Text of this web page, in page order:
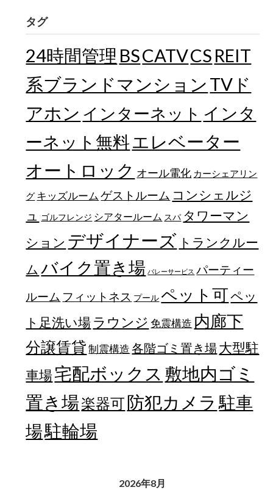
タグ
24時間管理 BSCATVCS REIT
系ブランドマンション TVド
アホン インターネット インタ
ーネット無料エレベーター
オートロック オール電化 カーシェアリン
グ キッズルーム ゲストルーム コンシェルジ
ュ
ゴルフレンジ シアタールーム スパ タワーマン
ション デザイナーズ トランクルー
ム バイク置き場 バレーサービス パーティー
ルーム フィットネス プール ペット可ペッ
ト足洗い場 ラウンジ 免震構造 内廊下
分譲賃貸 制震構造 各階ゴミ置き場大型駐
車場宅配ボックス 敷地内ゴミ
置き場楽器可防犯カメラ 駐車
場駐輪場
2026年8月